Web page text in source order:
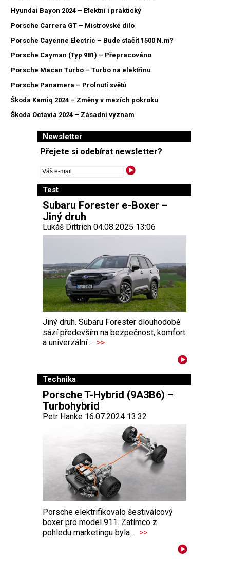
Hyundai Bayon 2024 – Efektní i praktický
Porsche Carrera GT – Mistrovské dílo
Porsche Cayenne Electric – Bude stačit 1500 N.m?
Porsche Cayman (Typ 981) – Přepracováno
Porsche Macan Turbo – Turbo na elektřinu
Porsche Panamera – Prolnutí světů
Škoda Kamiq 2024 – Změny v mezích pokroku
Škoda Octavia 2024 – Zásadní význam
Newsletter
Přejete si odebírat newsletter?
Test
Subaru Forester e-Boxer –
Jiný druh
Lukáš Dittrich 04.08.2025 13:06
Jiný druh. Subaru Forester dlouhodobě
sází především na bezpečnost, komfort
a univerzální... >>
Technika
Porsche T-Hybrid (9A3B6) –
Turbohybrid
Petr Hanke 16.07.2024 13:32
Porsche elektrifikovalo šestiválcový
boxer pro model 911. Zatímco z
pohledu marketingu byla... >>